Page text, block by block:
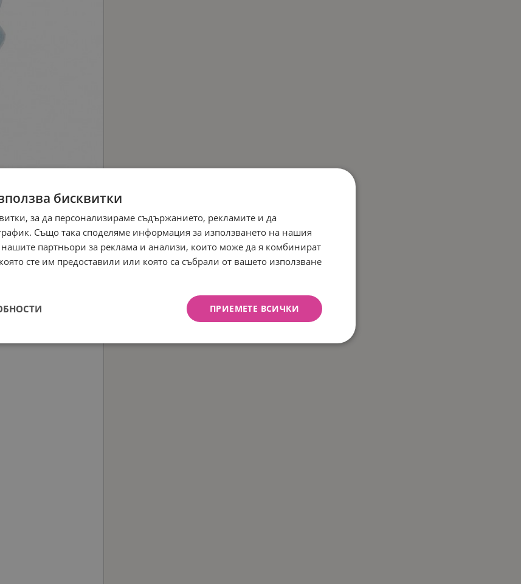
бисквитки
за да персонализираме съдържанието, рекламите и да
Също така споделяме информация за използването на нашия
нашите партньори за реклама и анализи, които може да я комбинират
сте им предоставили или която са събрали от вашето използване
ПРИЕМЕТЕ ВСИЧКИ